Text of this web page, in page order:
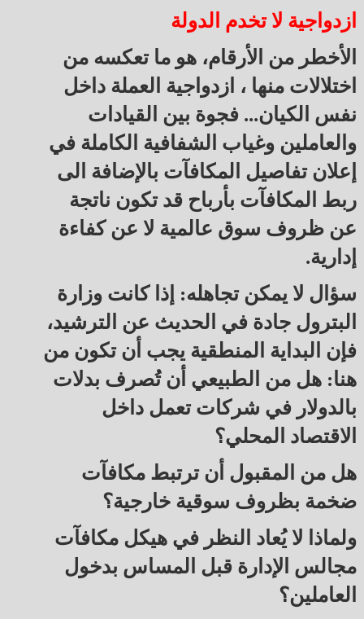
ازدواجية لا تخدم الدولة
الأخطر من الأرقام، هو ما تعكسه من
اختلالات منها ، ازدواجية العملة داخل
نفس الكيان... فجوة بين القيادات
والعاملين وغياب الشفافية الكاملة في
إعلان تفاصيل المكافآت بالإضافة الى
ربط المكافآت بأرباح قد تكون ناتجة
عن ظروف سوق عالمية لا عن كفاءة
إدارية.
سؤال لا يمكن تجاهله: إذا كانت وزارة
البترول جادة في الحديث عن الترشيد،
فإن البداية المنطقية يجب أن تكون من
هنا: هل من الطبيعي أن تُصرف بدلات
بالدولار في شركات تعمل داخل
الاقتصاد المحلي؟
هل من المقبول أن ترتبط مكافآت
ضخمة بظروف سوقية خارجية؟
ولماذا لا يُعاد النظر في هيكل مكافآت
مجالس الإدارة قبل المساس بدخول
العاملين؟